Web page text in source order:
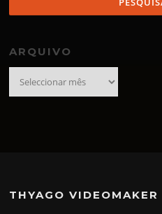
ARQUIVO
THYAGO VIDEOMAKER